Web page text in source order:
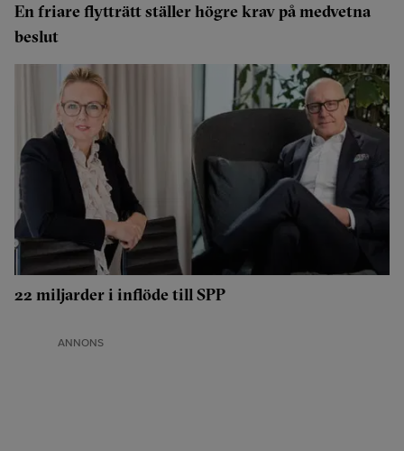
En friare flytträtt ställer högre krav på medvetna
beslut
22 miljarder i inflöde till SPP
ANNONS